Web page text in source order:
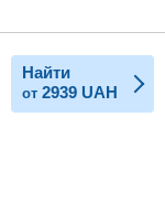
Найти
от 2939 UAH